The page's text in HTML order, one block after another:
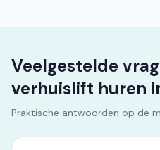
Veelgestelde
verhuislift huren
Praktische antwoorden op de